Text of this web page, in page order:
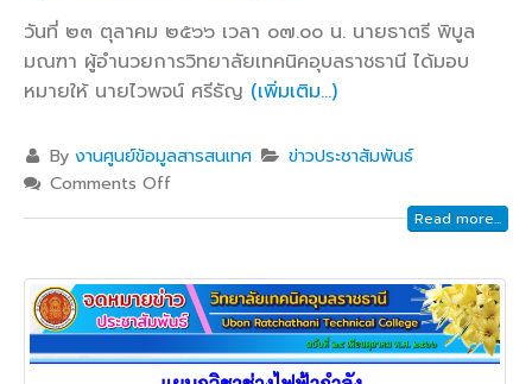
วันที่ ๒๓ ตุลาคม ๒๕๖๖ เวลา ๐๗.๐๐ น. นายธาตรี พิบูล
มณฑา ผู้อำนวยการวิทยาลัยเทคนิคอุบลราชธานี ได้มอบ
หมายให้ นายไวพจน์ ศรีธัญ (เพิ่มเติม…)
Byงานศูนย์ข้อมูลสารสนเทศ
ข่าวประชาสัมพันธ์
Comments Off
Read more...